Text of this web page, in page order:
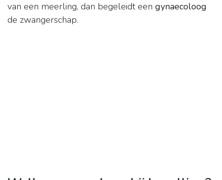
van een meerling, dan begeleidt een gynaecoloog
de zwangerschap.